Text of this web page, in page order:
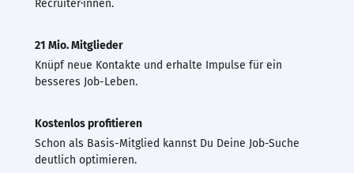
Recruiter·innen.
21 Mio. Mitglieder
Knüpf neue Kontakte und erhalte Impulse für ein
besseres Job-Leben.
Kostenlos profitieren
Schon als Basis-Mitglied kannst Du Deine Job-Suche
deutlich optimieren.